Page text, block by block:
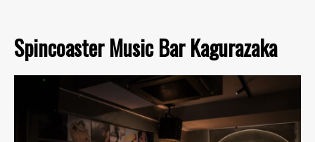
Spincoaster Music Bar Kagurazaka